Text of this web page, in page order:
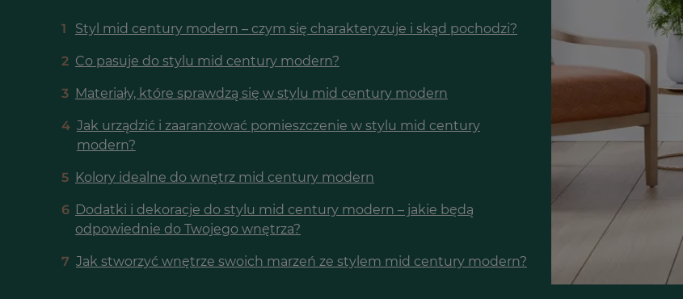
1 Styl mid century modern – czym się charakteryzuje i skąd pochodzi?
2 Co pasuje do stylu mid century modern?
3 Materiały, które sprawdzą się w stylu mid century modern
4 Jak urządzić i zaaranżować pomieszczenie w stylu mid century
modern?
5 Kolory idealne do wnętrz mid century modern
6 Dodatki i dekoracje do stylu mid century modern – jakie będą
odpowiednie do Twojego wnętrza?
7 Jak stworzyć wnętrze swoich marzeń ze stylem mid century modern?